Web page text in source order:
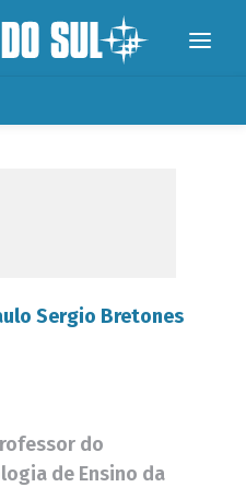
Sergio Bretones
do
de Ensino da